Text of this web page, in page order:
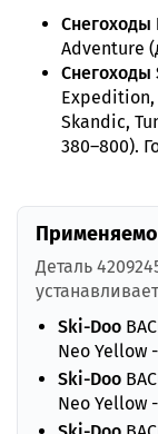
Снегоходы
Adventure
Снегоходы
Expedition,
Skandic,
380–800).
Деталь
Ski-Doo
Neo Yellow -
Ski-Doo
Neo Yellow